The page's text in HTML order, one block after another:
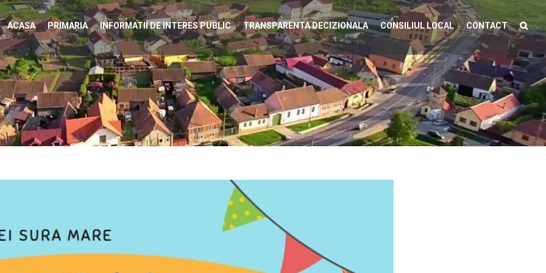
ACASA PRIMARIA INFORMATII DE INTERES PUBLIC TRANSPARENTA DECIZIONALA CONSILIUL LOCAL CONTACT